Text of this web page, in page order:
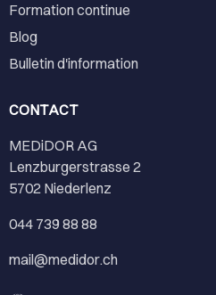
Formation continue
Blog
Bulletin d'information
CONTACT
MEDiDOR AG
Lenzburgerstrasse 2
5702 Niederlenz
044 739 88 88
mail@medidor.ch